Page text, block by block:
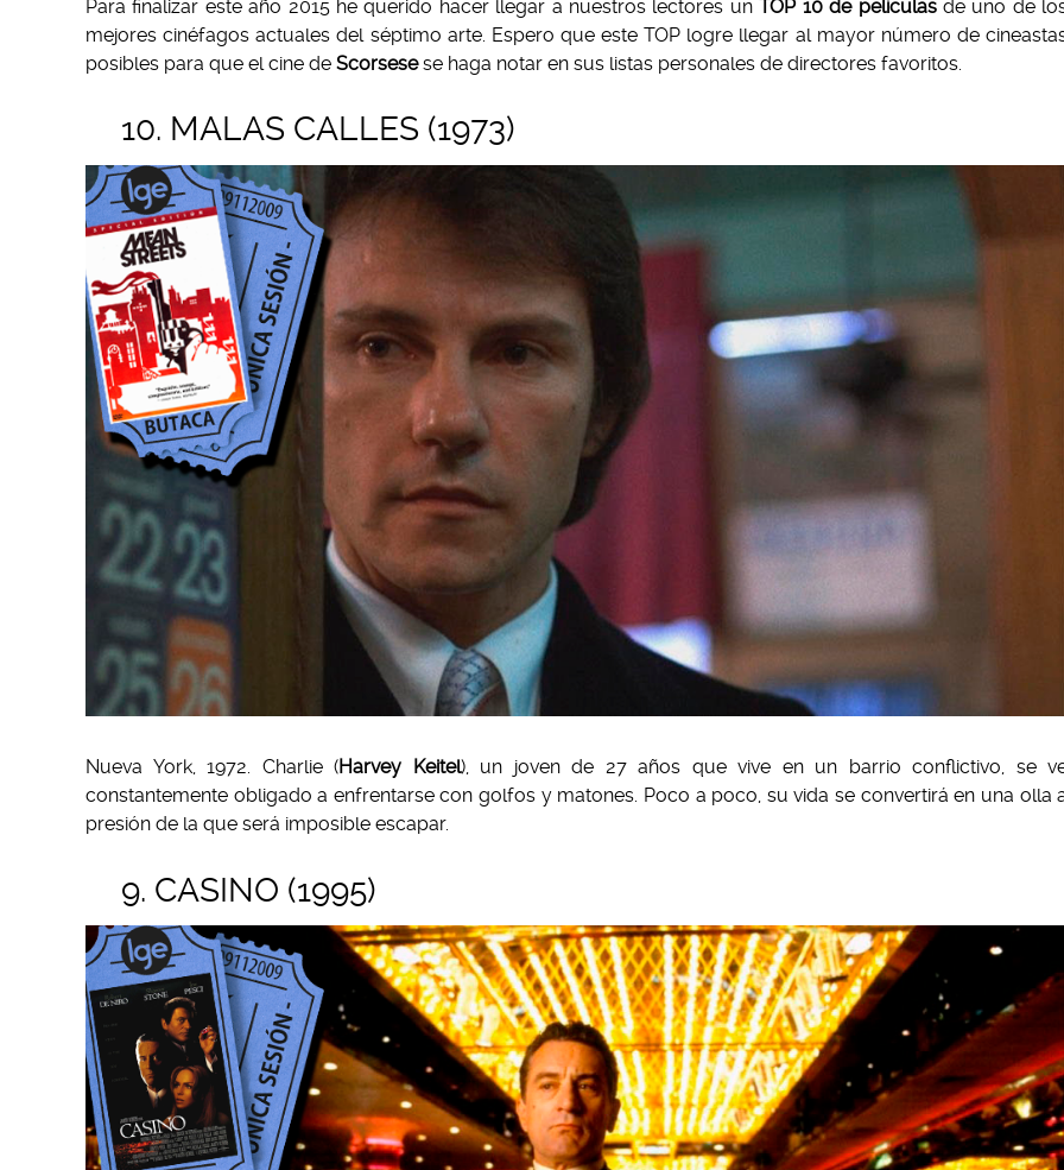
Para finalizar este año 2015 he querido hacer llegar a nuestros lectores unTOP 10 de películasde uno de
mejores cinéfagos actuales del séptimo arte. Espero que este TOP logre llegar al mayor número de
posibles para que el cine de Scorsesese haga notar en sus listas personales de directores favoritos.
10. MALAS CALLES (1973)
Nueva York, 1972. Charlie (Harvey Keitel), un joven de 27 años que vive en un barrio conflictivo, se
constantemente obligado a enfrentarse con golfos y matones. Poco a poco, su vida se convertirá en una olla
presión de la que será imposible escapar.
9. CASINO (1995)